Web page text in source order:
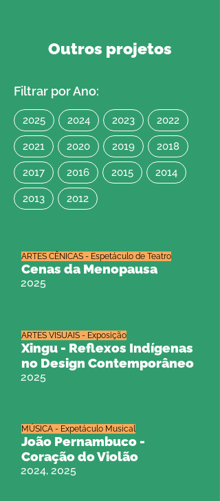
Outros projetos
Filtrar por Ano:
2025 2024 2023 2022
2021 2020 2019 2018
2017 2016 2015 2014
2013 2012
Cenas da Menopausa
2025
ARTES CÊNICAS - Espetáculo de Teatro
Xingu - Reflexos Indígenas
no Design Contemporâneo
2025
ARTES VISUAIS - Exposição
João Pernambuco -
Coração do Violão
2024, 2025
MÚSICA - Expetáculo Musical